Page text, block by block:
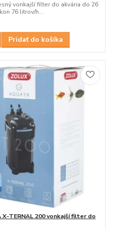
vonkajší filter do akvária do 26
76 litrov/h...
Pridať do košíka
X-TERNAL 200 vonkajší filter do